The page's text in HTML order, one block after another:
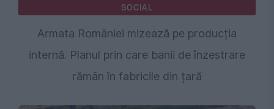
SOCIAL
Armata României mizează pe producția
internă. Planul prin care banii de înzestrare
rămân în fabricile din țară